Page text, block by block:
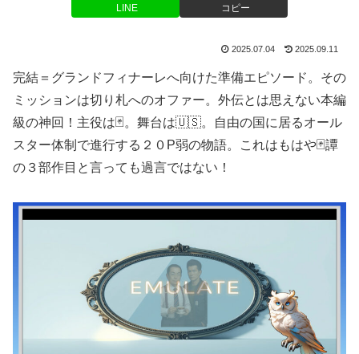
LINE コピー
2025.07.04 2025.09.11
完結＝グランドフィナーレへ向けた準備エピソード。その
ミッションは切り札へのオファー。外伝とは思えない本編
級の神回！主役は🃏。舞台は🇺🇸。自由の国に居るオール
スター体制で進行する２０P弱の物語。これはもはや🃏譚
の３部作目と言っても過言ではない！